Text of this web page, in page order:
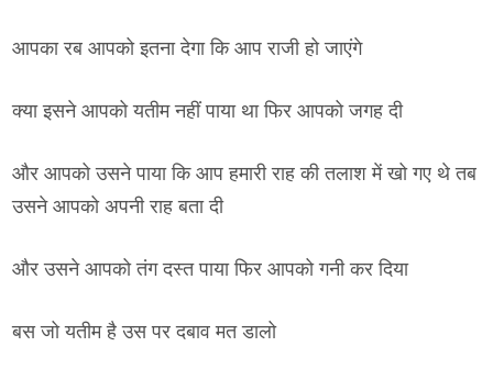
आपका रब आपको इतना देगा कि आप राजी हो जाएंगे
क्या इसने आपको यतीम नहीं पाया था फिर आपको जगह दी
और आपको उसने पाया कि आप हमारी राह की तलाश में खो गए थे तब
उसने आपको अपनी राह बता दी
और उसने आपको तंग दस्त पाया फिर आपको गनी कर दिया
बस जो यतीम है उस पर दबाव मत डालो